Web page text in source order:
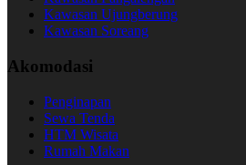
Kawasan Ujungberung
Kawasan Soreang
Akomodasi
Penginapan
Sewa Tenda
HTM Wisata
Rumah Makan